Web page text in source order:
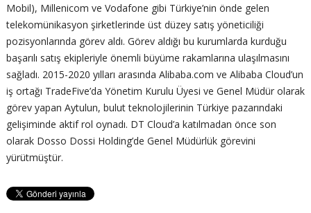
Mobil), Millenicom ve Vodafone gibi Türkiye’nin önde gelen
telekomünikasyon şirketlerinde üst düzey satış yöneticiliği
pozisyonlarında görev aldı. Görev aldığı bu kurumlarda kurduğu
başarılı satış ekipleriyle önemli büyüme rakamlarına ulaşılmasını
sağladı. 2015-2020 yılları arasında Alibaba.com ve Alibaba Cloud’un
iş ortağı TradeFive’da Yönetim Kurulu Üyesi ve Genel Müdür olarak
görev yapan Aytulun, bulut teknolojilerinin Türkiye pazarındaki
gelişiminde aktif rol oynadı. DT Cloud’a katılmadan önce son
olarak Dosso Dossi Holding’de Genel Müdürlük görevini
yürütmüştür.